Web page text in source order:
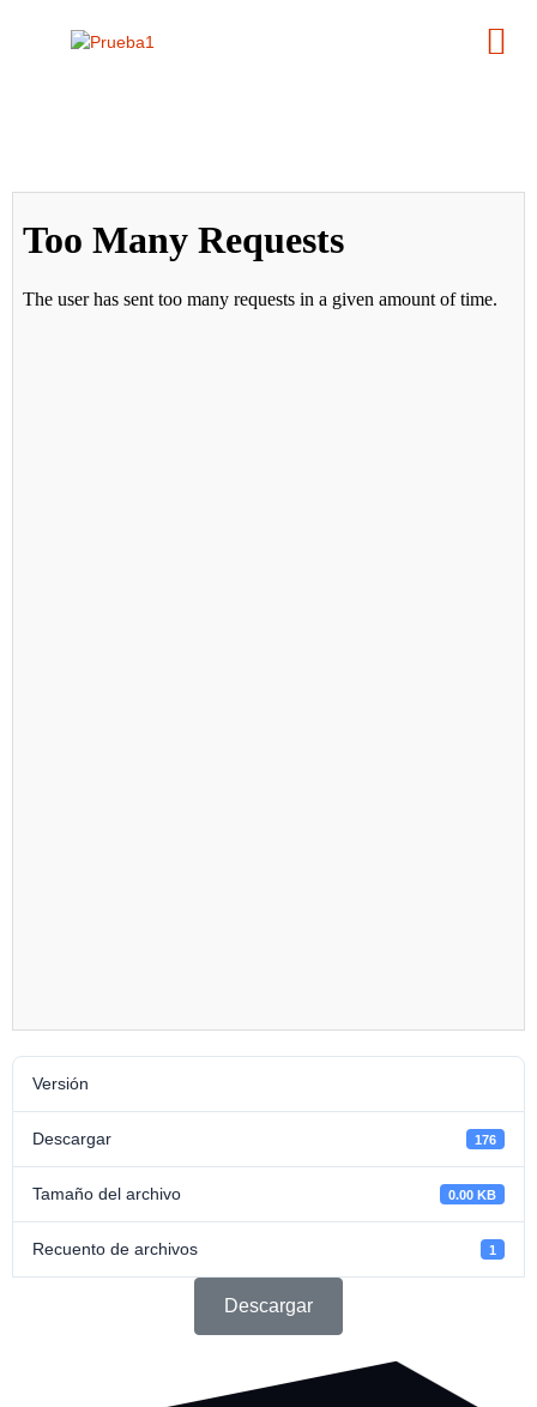
Versión
Descargar 176
Tamaño del archivo 0.00 KB
Recuento de archivos 1
Descargar